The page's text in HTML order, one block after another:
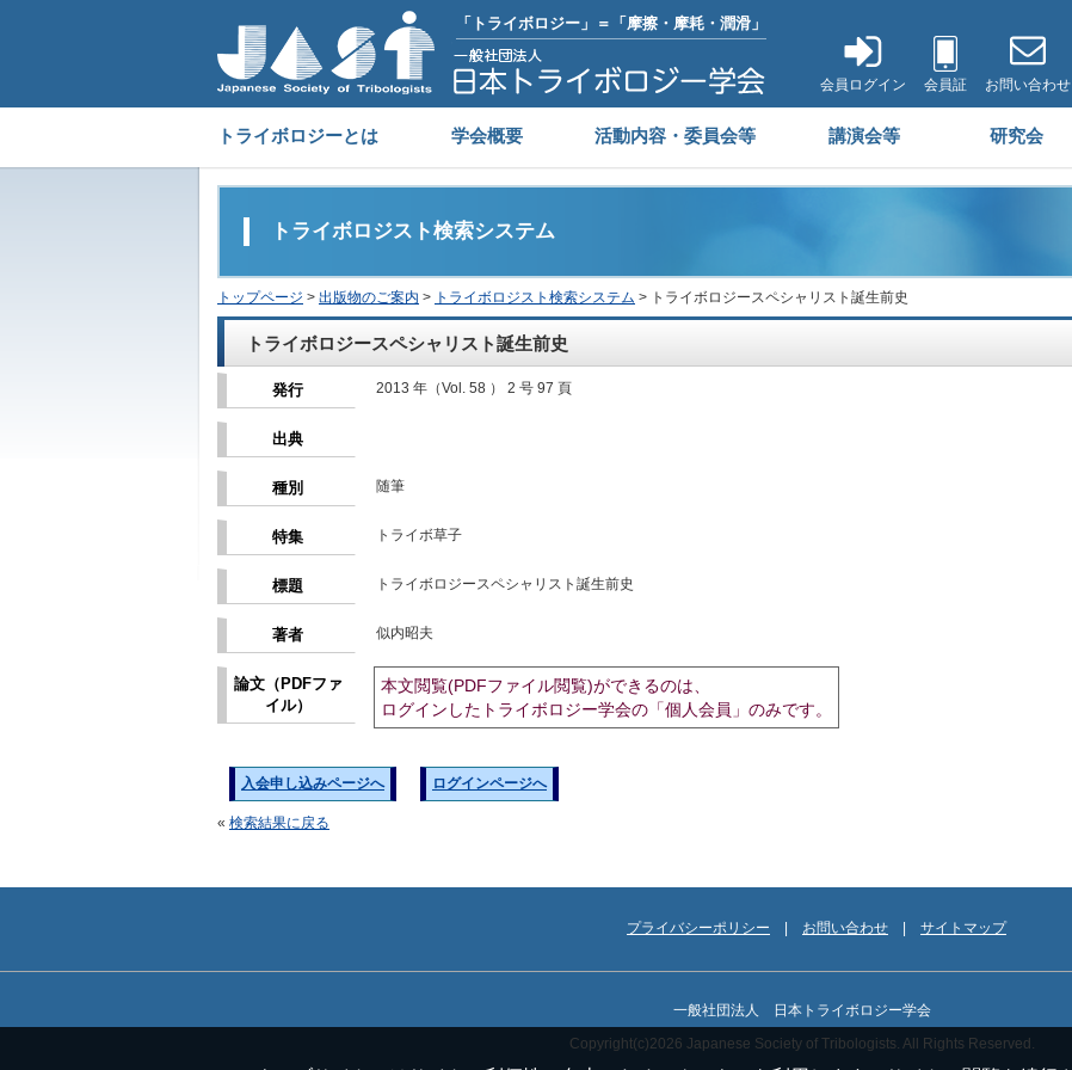
「トライボロジー」＝「摩擦・摩耗・潤滑」
会員ログイン 会員証 お問い合わせ
トライボロジーとは 学会概要 活動内容・委員会等 講演会等 研究会
トライボロジスト検索システム
トップページ > 出版物のご案内 > トライボロジスト検索システム > トライボロジースペシャリスト誕生前史
トライボロジースペシャリスト誕生前史
発行 2013 年（Vol. 58 ） 2 号 97 頁
出典
種別 随筆
特集 トライボ草子
標題 トライボロジースペシャリスト誕生前史
著者 似内昭夫
論文（PDFファ
イル）
本文閲覧(PDFファイル閲覧)ができるのは、
ログインしたトライボロジー学会の「個人会員」のみです。
入会申し込みページへ ログインページへ
« 検索結果に戻る
プライバシーポリシー お問い合わせ サイトマップ
一般社団法人 日本トライボロジー学会
Copyright(c)2026 Japanese Society of Tribologists. All Rights Reserved.